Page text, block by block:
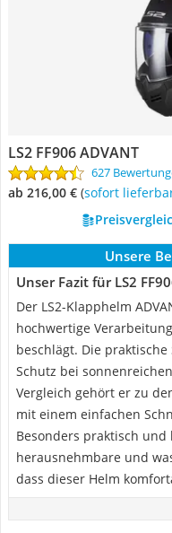
LS2 FF906 ADVANT
627
ab 216,00 € ( Sofort
Unsere
Unser Fazit für LS2
Der LS2-Klapphelm
hochwertige
beschlägt. Die
Schutz bei
Vergleich gehört er zu
mit einem einfachen
Besonders praktisch
herausnehmbare und
dass dieser Helm